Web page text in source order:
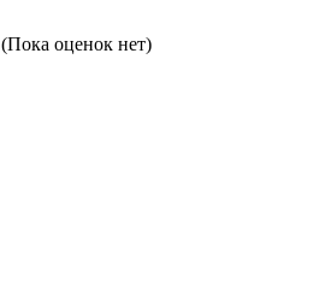
(Пока оценок нет)